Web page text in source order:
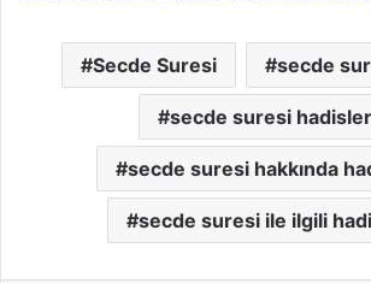
Secde Suresi secde
secde suresi
secde suresi hakkında
secde suresi ile ilgili